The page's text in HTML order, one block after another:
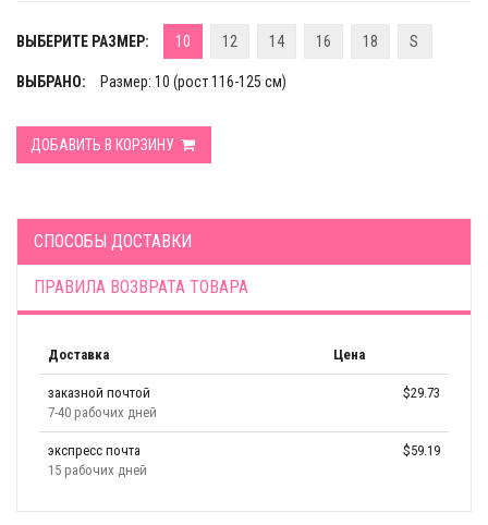
ВЫБЕРИТЕ РАЗМЕР: 10 12 14 16 18 S
ВЫБРАНО: Размер: 10 (рост 116-125 см)
ДОБАВИТЬ В КОРЗИНУ
СПОСОБЫ ДОСТАВКИ
ПРАВИЛА ВОЗВРАТА ТОВАРА
Доставка Цена
заказной почтой
7-40 рабочих дней
$29.73
экспресс почта
15 рабочих дней
$59.19